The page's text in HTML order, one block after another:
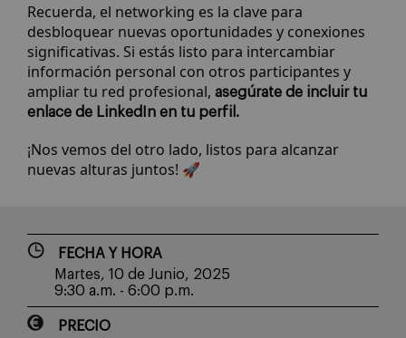
Recuerda, el networking es la clave para
desbloquear nuevas oportunidades y conexiones
significativas. Si estás listo para intercambiar
información personal con otros participantes y
ampliar tu red profesional, asegúrate de incluir tu
enlace de LinkedIn en tu perfil.
¡Nos vemos del otro lado, listos para alcanzar
nuevas alturas juntos! 🚀
FECHA Y HORA
Martes, 10 de Junio, 2025
9:30 a.m. - 6:00 p.m.
PRECIO